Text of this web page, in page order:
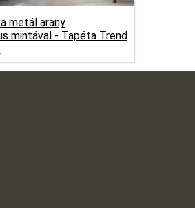
metál arany
mintával - Tapéta Trend